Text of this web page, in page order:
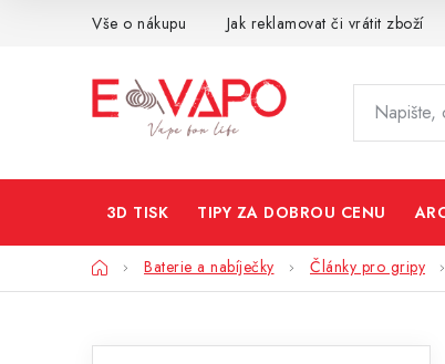
Vše o nákupu Jak reklamovat či vrátit zboží
3D TISK TIPY ZA DOBROU CENU
DomůBaterie a nabíječky Články pro gripy